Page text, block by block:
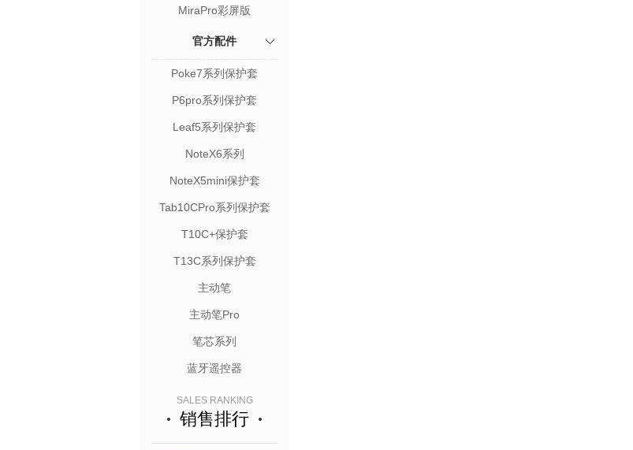
MiraPro彩屏版
官方配件
Poke7系列保护套
P6pro系列保护套
Leaf5系列保护套
NoteX6系列
NoteX5mini保护套
Tab10CPro系列保护套
T10C+保护套
T13C系列保护套
主动笔
主动笔Pro
笔芯系列
蓝牙遥控器
SALES RANKING
销售排行